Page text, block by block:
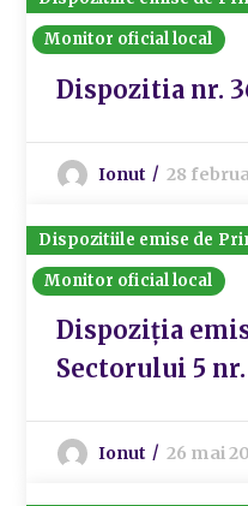
Monitor oficial local
Dispozitia nr.
Ionut 28
Dispozitiile emise de
Monitor oficial local
Dispoziția
Sectorului 5 nr.
Ionut 26 mai